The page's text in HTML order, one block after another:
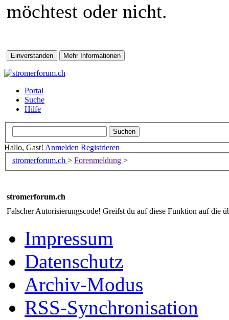
möchtest oder nicht.
Portal
Suche
Hilfe
Hallo, Gast! Anmelden Registrieren
stromerforum.ch > Forenmeldung >
stromerforum.ch
Falscher Autorisierungscode! Greifst du auf diese Funktion auf die
Impressum
Datenschutz
Archiv-Modus
RSS-Synchronisation